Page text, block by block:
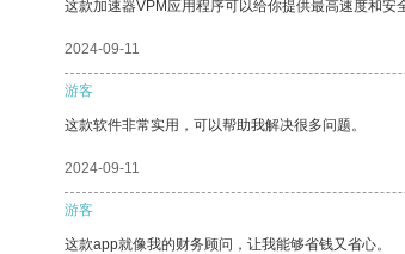
这款加速器VPM应用程序可以给你提供最高速度和安
2024-09-11
游客
这款软件非常实用，可以帮助我解决很多问题。
2024-09-11
游客
这款app就像我的财务顾问，让我能够省钱又省心。